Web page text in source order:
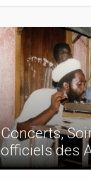
Concerts,
officiels des